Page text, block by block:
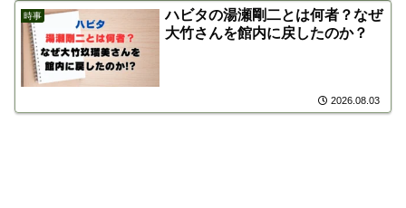
時事
ハビタの湯瀬剛二とは何者？なぜ
大竹さんを館内に戻したのか？
2026.08.03